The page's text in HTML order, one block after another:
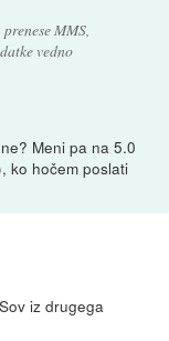
MMS,
vedno
Meni pa na 5.0
ko hočem poslati
iz drugega